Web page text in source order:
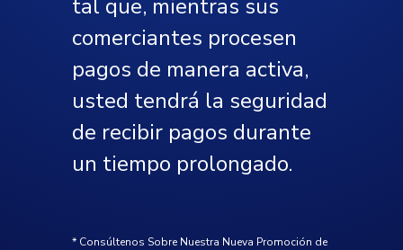
tal que, mientras sus
comerciantes procesen
pagos de manera activa,
usted tendrá la seguridad
de recibir pagos durante
un tiempo prolongado.
* Consúltenos Sobre Nuestra Nueva Promoción de